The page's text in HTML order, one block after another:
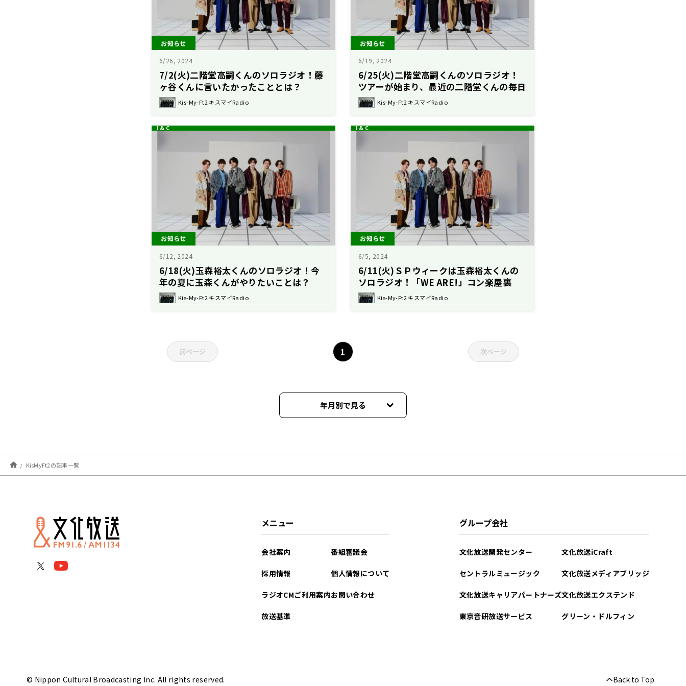
お知らせ
6/26, 2024
7/2(火)二階堂高嗣くんのソロラジオ！藤
ヶ谷くんに言いたかったこととは？
Kis-My-Ft2 キスマイRadio
お知らせ
6/19, 2024
6/25(火)二階堂高嗣くんのソロラジオ！
ツアーが始まり、最近の二階堂くんの毎日
は？ Kis-My-Ft2 キスマイRadio
お知らせ
6/12, 2024
6/18(火)玉森裕太くんのソロラジオ！今
年の夏に玉森くんがやりたいことは？
Kis-My-Ft2 キスマイRadio
お知らせ
6/5, 2024
6/11(火)ＳＰウィークは玉森裕太くんの
ソロラジオ！「WE ARE!」コン楽屋裏
話！ Kis-My-Ft2 キスマイRadio
前ページ 1 次ページ
年月別で見る
2026年04月
2026年03月
KisMyFt2の記事一覧
メニュー
会社案内
採用情報
ラジオCMご利用案内
放送基準
番組審議会
個人情報について
お問い合わせ
グループ会社
文化放送開発センター
セントラルミュージック
文化放送キャリアパートナーズ
東京音研放送サービス
文化放送iCraft
文化放送メディアブリッジ
文化放送エクステンド
グリーン・ドルフィン
© Nippon Cultural Broadcasting Inc. All rights reserved. Back to Top